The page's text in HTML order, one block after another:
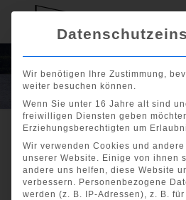
Wir benötigen Ihre Zustimmung,
weiter besuchen können.
Wenn Sie unter 16 Jahre alt sind
freiwilligen Diensten geben
Erziehungsberechtigten um
Wir verwenden Cookies und
unserer Website. Einige von ihnen
andere uns helfen, diese Website
verbessern. Personenbezogene
werden (z. B. IP-Adressen), z. B.